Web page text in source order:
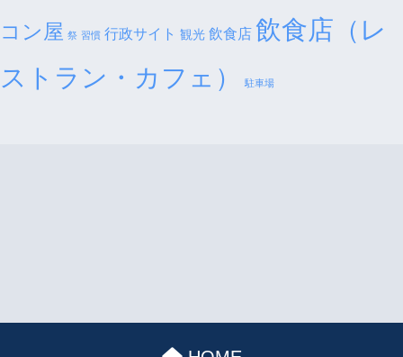
コン屋 祭 習慣 行政サイト 観光 飲食店 飲食店（レ
ストラン・カフェ）
駐車場